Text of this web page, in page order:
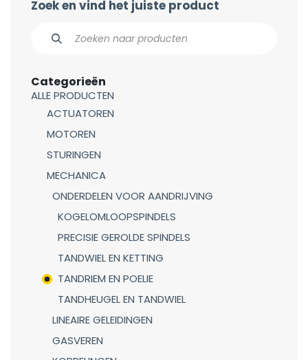
Zoek en vind het juiste product
Categorieën
ALLE PRODUCTEN
ACTUATOREN
MOTOREN
STURINGEN
MECHANICA
ONDERDELEN VOOR AANDRIJVING
KOGELOMLOOPSPINDELS
PRECISIE GEROLDE SPINDELS
TANDWIEL EN KETTING
TANDRIEM EN POELIE
TANDHEUGEL EN TANDWIEL
LINEAIRE GELEIDINGEN
GASVEREN